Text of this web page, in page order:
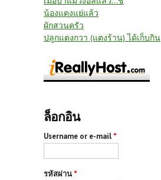
น้องแตงแย่แล้ว
ผักสวนครัว
ปลูกแตงกวา (แตงร้าน) ได้เก็บกิน
ล็อกอิน
Username or e-mail *
รหัสผ่าน *